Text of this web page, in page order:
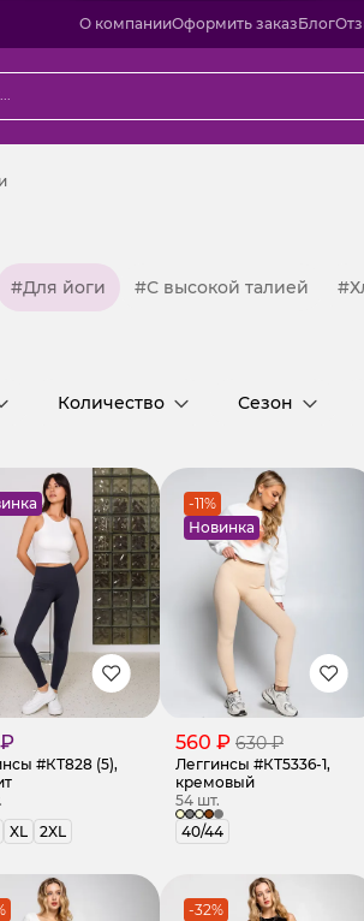
О компанииОформить заказБлог
Для йоги
#Для йоги #С высокой талией
Количество Сезон
#КТ828 (5),
XL 2XL
-11%
Новинка
560 ₽ 630 ₽
Леггинсы #КТ5336-1,
кремовый
54 шт.
40/44
-32%